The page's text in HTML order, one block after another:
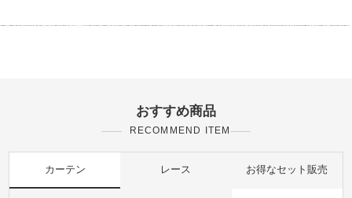
おすすめ商品
RECOMMEND ITEM
カーテン レース お得なセット販売